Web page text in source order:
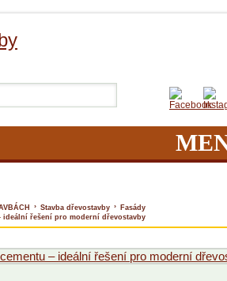
› Stavba dřevostavby ›
Fasády
ideální řešení pro moderní dřevostavby